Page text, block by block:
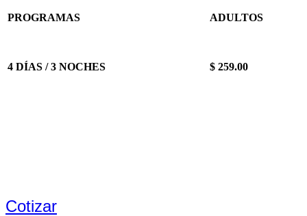
PROGRAMAS ADULTOS
4 DÍAS / 3 NOCHES $ 259.00
Cotizar